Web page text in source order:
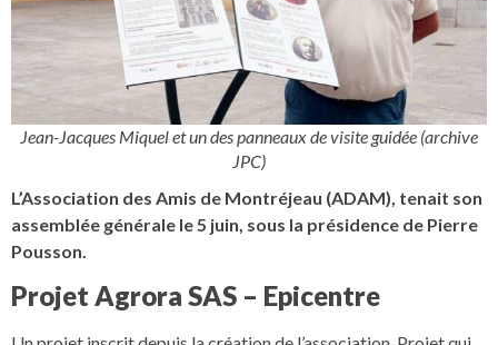
Jean-Jacques Miquel et un des panneaux de visite guidée (archive
JPC)
L’Association des Amis de Montréjeau (ADAM), tenait son
assemblée générale le 5 juin, sous la présidence de Pierre
Pousson.
Projet Agrora SAS – Epicentre